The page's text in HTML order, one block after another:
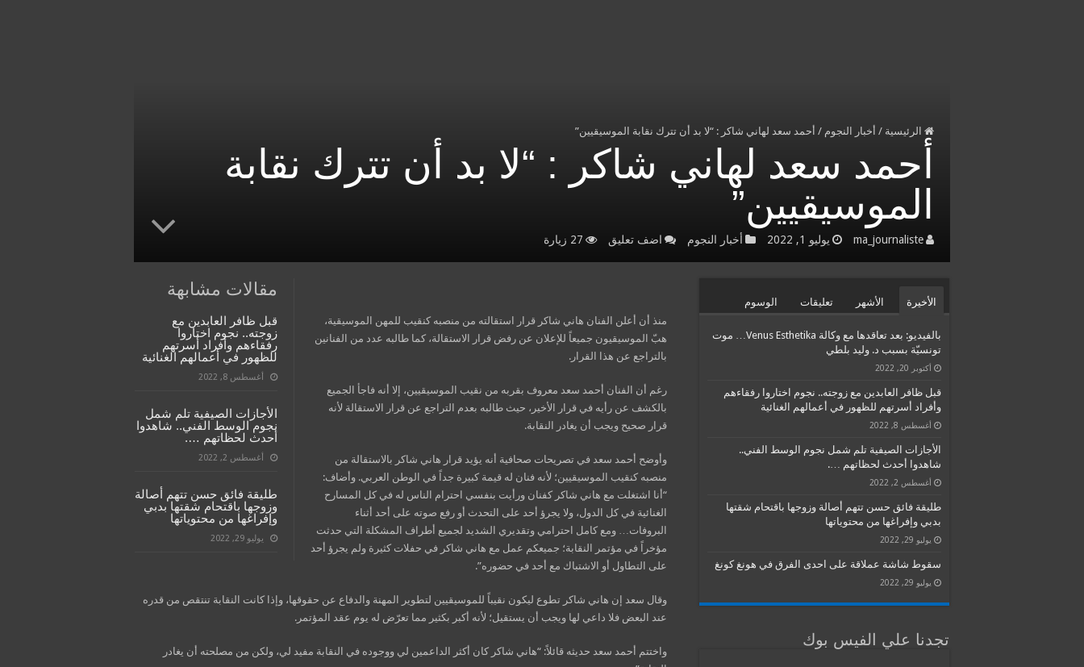
الرئيسية / أخبار النجوم / أحمد سعد لهاني شاكر : “لا بد أن تترك نقابة الموسيقيين”
أحمد سعد لهاني شاكر : “لا بد أن تترك نقابة
الموسيقيين”
ma_journaliste يوليو 1, 2022 أخبار النجوم اضف تعليق 27 زيارة
مقالات مشابهة
قبل ظافر العابدين مع
زوجته.. نجوم اختاروا
رفقاءهم وأفراد أسرتهم
للظهور في أعمالهم الغنائية
أغسطس 8, 2022
الأجازات الصيفية تلم شمل
نجوم الوسط الفني.. شاهدوا
أحدث لحظاتهم ….
أغسطس 2, 2022
طليقة فائق حسن تتهم أصالة
وزوجها باقتحام شقتها بدبي
وإفراغها من محتوياتها
يوليو 29, 2022
منذ أن أعلن الفنان هاني شاكر قرار استقالته من منصبه كنقيب للمهن الموسيقية،
هبّ الموسيقيون جميعاً للإعلان عن رفض قرار الاستقالة، كما طالبه عدد من الفنانين
بالتراجع عن هذا القرار.
رغم أن الفنان أحمد سعد معروف بقربه من نقيب الموسيقيين، إلا أنه فاجأ الجميع
بالكشف عن رأيه في قرار الأخير، حيث طالبه بعدم التراجع عن قرار الاستقالة لأنه
قرار صحيح ويجب أن يغادر النقابة.
وأوضح أحمد سعد في تصريحات صحافية أنه يؤيد قرار هاني شاكر بالاستقالة من
منصبه كنقيب الموسيقيين؛ لأنه فنان له قيمة كبيرة جداً في الوطن العربي. وأضاف:
“أنا اشتغلت مع هاني شاكر كفنان ورأيت بنفسي احترام الناس له في كل المسارح
الغنائية في كل الدول، ولا يجرؤ أحد على التحدث أو رفع صوته على أحد أثناء
البروفات… ومع كامل احترامي وتقديري الشديد لجميع أطراف المشكلة التي حدثت
مؤخراً في مؤتمر النقابة؛ جميعكم عمل مع هاني شاكر في حفلات كثيرة ولم يجرؤ أحد
على التطاول أو الاشتباك مع أحد في حضوره”.
وقال سعد إن هاني شاكر تطوع ليكون نقيباً للموسيقيين لتطوير المهنة والدفاع عن حقوقها، وإذا كانت النقابة تنتقص من قدره
عند البعض فلا داعي لها ويجب أن يستقيل؛ لأنه أكبر بكثير مما تعرّض له يوم عقد المؤتمر.
واختتم أحمد سعد حديثه قائلاً: “هاني شاكر كان أكثر الداعمين لي ووجوده في النقابة مفيد لي، ولكن من مصلحته أن يغادر
الأخيرة الأشهر تعليقات الوسوم
بالفيديو: بعد تعاقدها مع وكالة Venus Esthetika… موت
تونسيّة بسبب د. وليد بلطي
أكتوبر 20, 2022
قبل ظافر العابدين مع زوجته.. نجوم اختاروا رفقاءهم
وأفراد أسرتهم للظهور في أعمالهم الغنائية
أغسطس 8, 2022
الأجازات الصيفية تلم شمل نجوم الوسط الفني..
شاهدوا أحدث لحظاتهم ….
أغسطس 2, 2022
طليقة فائق حسن تتهم أصالة وزوجها باقتحام شقتها
بدبي وإفراغها من محتوياتها
يوليو 29, 2022
سقوط شاشة عملاقة على احدى الفرق في هونغ كونغ
يوليو 29, 2022
تجدنا علي الفيس بوك